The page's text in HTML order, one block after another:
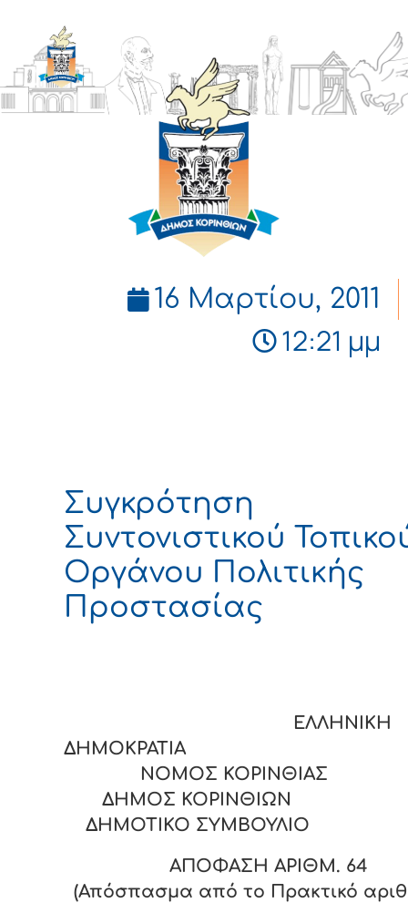
ΔΗΜΟΣ
ΚΟΡΙΝΘΙΩΝ
16 Μαρτίου, 2011
12:21 μμ
Συγκρότηση
Συντονιστικού
Οργάνου Πολιτικής
Προστασίας
ΕΛΛΗΝΙΚΗ
ΔΗΜΟΚΡΑΤΙΑ
ΝΟΜΟΣ ΚΟΡΙΝΘΙΑΣ
ΔΗΜΟΣ ΚΟΡΙΝΘΙΩΝ
ΔΗΜΟΤΙΚΟ ΣΥΜΒΟΥΛΙΟ
ΑΠΟΦΑΣΗ ΑΡΙΘΜ. 64
(Απόσπασμα από το Πρακτικό